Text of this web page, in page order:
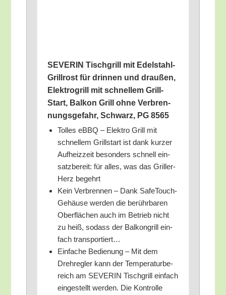
SEVERIN Tisch­grill mit Edel­stahl-
Grill­rost für drin­nen und drau­ßen,
Elek­tro­grill mit schnel­lem Grill-
Start, Bal­kon Grill ohne Ver­bren­
nungs­ge­fahr, Schwarz, PG 8565
Tol­les eBBQ – Elek­tro Grill mit
schnel­lem Grill­start ist dank kur­zer
Auf­heiz­zeit beson­ders schnell ein­
satz­be­reit: für alles, was das Gril­ler-
Herz begehrt
Kein Ver­bren­nen – Dank Safe­Touch-
Gehäu­se wer­den die berühr­ba­ren
Ober­flä­chen auch im Betrieb nicht
zu heiß, sodass der Bal­kon­grill ein­
fach transportiert…
Ein­fa­che Bedie­nung – Mit dem
Dreh­reg­ler kann der Tem­pe­ra­tur­be­
reich am SEVERIN Tisch­grill ein­fach
ein­ge­stellt wer­den. Die Kon­trol­le